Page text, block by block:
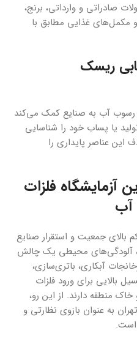
صادراتی و وارداتی، برنج،
مکمل‌های غذایی مطابق با
ریسک
رسوب آب به صنایع کمک می‌کند
یا پساب خود را شناسایی
عناصر پایداری را
آزمایشگاه فلزات
آب
بالای جمعیت و استقرار صنایع
آلودگی‌های محیطی یک چالش
آبکاری، باتری‌سازی،
بالایی برای ورود فلزات
منطقه دارند. از این رو،
به عنوان بازوی نظارتی و